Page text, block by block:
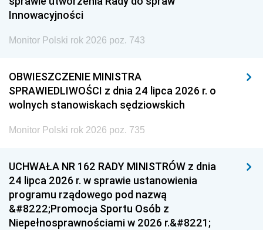
Innowacyjności
Monitor Polski rok 2026 poz. 743
OBWIESZCZENIE MINISTRA
SPRAWIEDLIWOŚCI z dnia 24 lipca 2026 r. o
wolnych stanowiskach sędziowskich
Monitor Polski rok 2026 poz. 735
UCHWAŁA NR 162 RADY MINISTRÓW z dnia
24 lipca 2026 r. w sprawie ustanowienia
programu rządowego pod nazwą
&#8222;Promocja Sportu Osób z
Niepełnosprawnościami w 2026 r.&#8221;